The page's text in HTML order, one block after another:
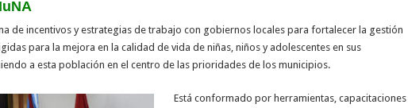
de incentivos y estrategias de trabajo con gobiernos locales para fortalecer la gestión
para la mejora en la calidad de vida de niñas, niños y adolescentes en sus
a esta población en el centro de las prioridades de los municipios.
Está conformado por herramientas, capacitaciones